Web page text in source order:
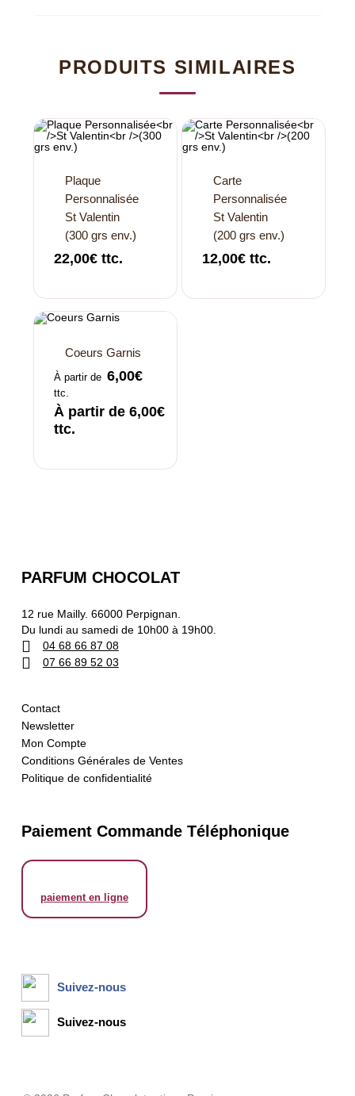
PRODUITS SIMILAIRES
Plaque
Personnalisée
St Valentin
(300 grs env.)
22,00€ ttc.
Carte
Personnalisée
St Valentin
(200 grs env.)
12,00€ ttc.
Coeurs Garnis
À partir de 6,00€
ttc.
À partir de 6,00€
ttc.
PARFUM CHOCOLAT
12 rue Mailly. 66000 Perpignan.
Du lundi au samedi de 10h00 à 19h00.
04 68 66 87 08
07 66 89 52 03
Contact
Newsletter
Mon Compte
Conditions Générales de Ventes
Politique de confidentialité
Paiement Commande Téléphonique
Suivez-nous
Suivez-nous